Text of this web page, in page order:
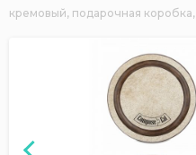
кремовый, подарочная